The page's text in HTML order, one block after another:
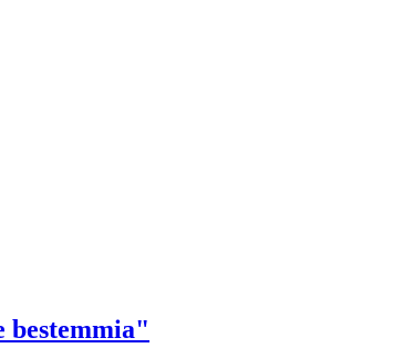
bestemmia"